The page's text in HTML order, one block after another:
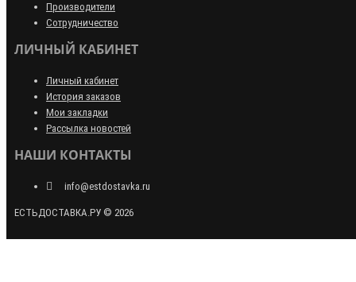
Производители
Сотрудничество
ЛИЧНЫЙ КАБИНЕТ
Личный кабинет
История заказов
Мои закладки
Рассылка новостей
НАШИ КОНТАКТЫ
info@estdostavka.ru
ЕСТЬДОСТАВКА.РУ © 2026